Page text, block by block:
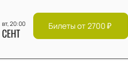
вт, 20:00
СЕНТ Билеты от 2700₽